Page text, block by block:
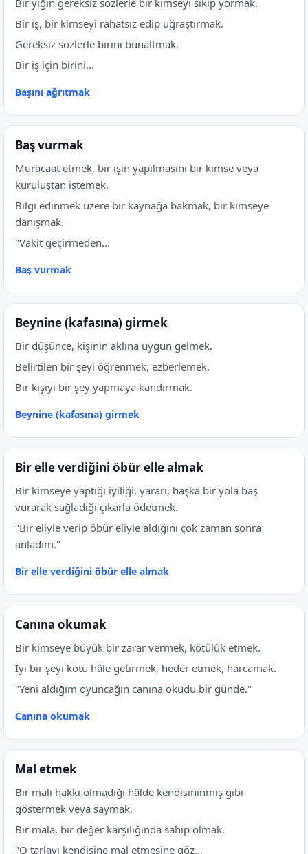
Bir yığın gereksiz sözlerle bir kimseyi sıkıp yormak.
Bir iş, bir kimseyi rahatsız edip uğraştırmak.
Gereksiz sözlerle birini bunaltmak.
Bir iş için birini...
Başını ağrıtmak
Baş vurmak
Müracaat etmek, bir işin yapılmasını bir kimse veya
kuruluştan istemek.
Bilgi edinmek üzere bir kaynağa bakmak, bir kimseye
danışmak.
"Vakit geçirmeden...
Baş vurmak
Beynine (kafasına) girmek
Bir düşünce, kişinin aklına uygun gelmek.
Belirtilen bir şeyi öğrenmek, ezberlemek.
Bir kişiyi bir şey yapmaya kandırmak.
Beynine (kafasına) girmek
Bir elle verdiğini öbür elle almak
Bir kimseye yaptığı iyiliği, yararı, başka bir yola baş
vurarak sağladığı çıkarla ödetmek.
"Bir eliyle verip öbür eliyle aldığını çok zaman sonra
anladım."
Bir elle verdiğini öbür elle almak
Canına okumak
Bir kimseye büyük bir zarar vermek, kötülük etmek.
İyi bir şeyi kötü hâle getirmek, heder etmek, harcamak.
"Yeni aldığım oyuncağın canına okudu bir günde."
Canına okumak
Mal etmek
Bir malı hakkı olmadığı hâlde kendisininmiş gibi
göstermek veya saymak.
Bir mala, bir değer karşılığında sahip olmak.
"O tarlayı kendisine mal etmesine göz...